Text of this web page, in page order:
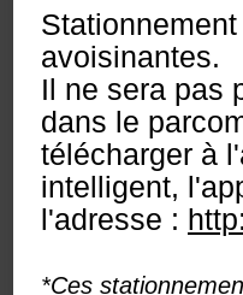
avoisinantes.
Il ne sera pas
dans le
télécharger à
intelligent,
l'adresse :
*Ces